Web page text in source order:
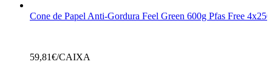
Cone de Papel Anti-Gordura Feel Green 600g Pfas Free
59,81€/CAIXA